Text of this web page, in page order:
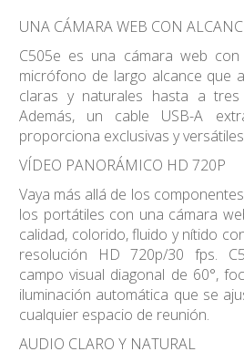
UNA CÁMARA WEB CON
C505e es una cámara web
micrófono de largo alcance que
claras y naturales hasta a
Además, un cable USB-A
proporciona exclusivas y
VÍDEO PANORÁMICO HD 720P
Vaya más allá de los
los portátiles con una cámara
calidad, colorido, fluido y nítido
resolución HD 720p/30 fps.
campo visual diagonal de 60°,
iluminación automática que se
cualquier espacio de reunión.
AUDIO CLARO Y NATURAL